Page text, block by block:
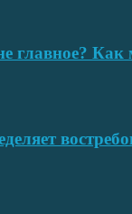
главное?